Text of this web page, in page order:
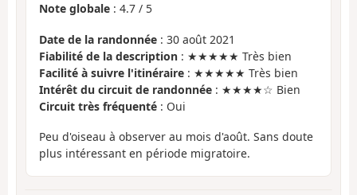
Note globale : 4.7 / 5
Date de la randonnée : 30 août 2021
Fiabilité de la description : ★★★★★ Très bien
Facilité à suivre l'itinéraire : ★★★★★ Très bien
Intérêt du circuit de randonnée : ★★★★☆ Bien
Circuit très fréquenté : Oui
Peu d'oiseau à observer au mois d'août. Sans doute
plus intéressant en période migratoire.